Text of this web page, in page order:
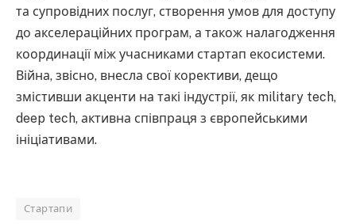
та супровідних послуг, створення умов для доступу
до акселераційних програм, а також налагодження
координації між учасниками стартап екосистеми.
Війна, звісно, внесла свої корективи, дещо
змістивши акценти на такі індустрії, як military tech,
deep tech, активна співпраця з європейськими
ініціативами.
Стартапи